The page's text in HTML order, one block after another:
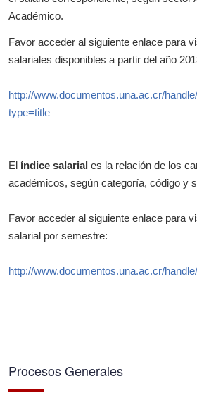
Académico.
Favor acceder al siguiente enlace para
salariales disponibles a partir del año
http://www.documentos.una.ac.cr/
type=title
El índice salarial es la relación de los
académicos, según categoría, código y
Favor acceder al siguiente enlace para
salarial por semestre:
http://www.documentos.una.ac.cr/
Procesos Generales